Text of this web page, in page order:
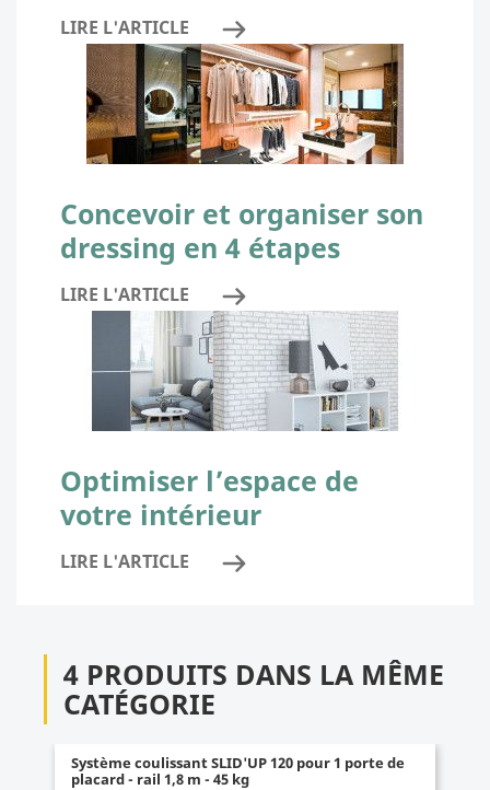
LIRE L'ARTICLE
Concevoir et organiser son
dressing en 4 étapes
LIRE L'ARTICLE
Optimiser l’espace de
votre intérieur
LIRE L'ARTICLE
4 PRODUITS DANS LA MÊME
CATÉGORIE
Système coulissant SLID'UP 120 pour 1 porte de
placard - rail 1,8 m - 45 kg